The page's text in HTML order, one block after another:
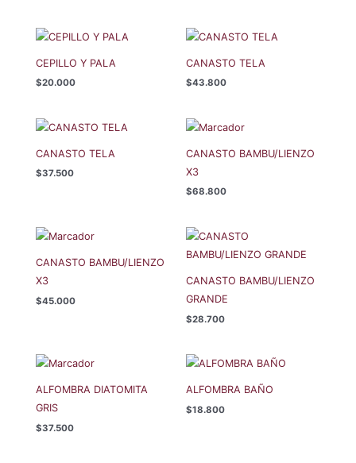
CEPILLO Y PALA
$20.000
CANASTO TELA
$43.800
CANASTO TELA
$37.500
CANASTO BAMBU/LIENZO
X3
$68.800
CANASTO BAMBU/LIENZO
X3
$45.000
CANASTO BAMBU/LIENZO
GRANDE
$28.700
ALFOMBRA DIATOMITA
GRIS
$37.500
ALFOMBRA BAÑO
$18.800